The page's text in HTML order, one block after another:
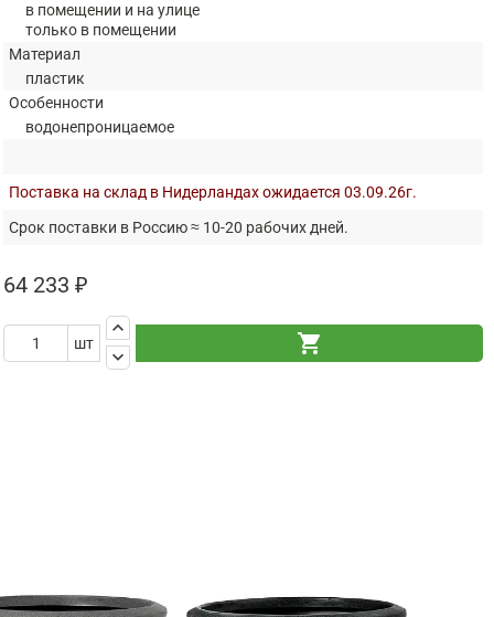
в помещении и на улице
только в помещении
Материал
пластик
Особенности
водонепроницаемое
Поставка на склад в Нидерландах ожидается 03.09.26г.
Срок поставки в Россию ≈ 10-20 рабочих дней.
64 233 ₽
шт
keyboard_arrow_up
keyboard_arrow_down
shopping_cart